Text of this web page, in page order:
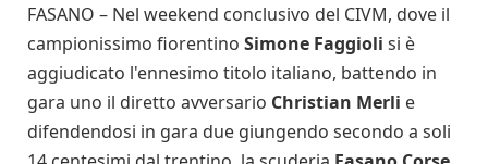
FASANO – Nel weekend conclusivo del CIVM, dove il
campionissimo fiorentino Simone Faggioli si è
aggiudicato l'ennesimo titolo italiano, battendo in
gara uno il diretto avversario Christian Merli e
difendendosi in gara due giungendo secondo a soli